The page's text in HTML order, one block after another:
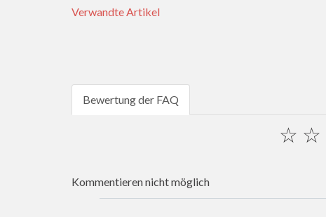
Verwandte Artikel
Bewertung der FAQ
☆
☆
Kommentieren nicht möglich